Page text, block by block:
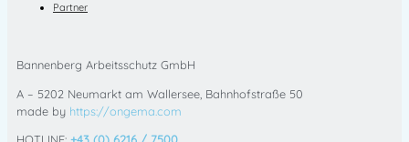
Partner
Bannenberg Arbeitsschutz GmbH
A – 5202 Neumarkt am Wallersee, Bahnhofstraße 50
made by https://ongema.com